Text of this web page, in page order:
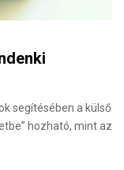
segítésében a külső
hozható, mint az